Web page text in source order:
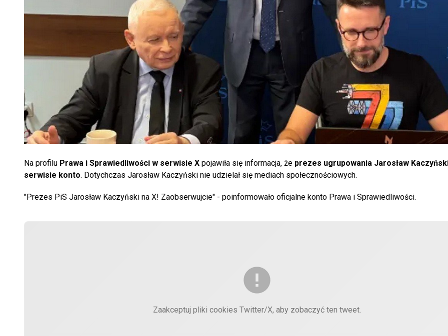
Na profilu Prawa i Sprawiedliwości w serwisie X pojawiła się informacja, że prezes ugrupowania Jarosław Kaczyński
serwisie konto. Dotychczas Jarosław Kaczyński nie udzielał się mediach społecznościowych.
"Prezes PiS Jarosław Kaczyński na X! Zaobserwujcie" - poinformowało oficjalne konto Prawa i Sprawiedliwości.
Zaakceptuj pliki cookies Twitter/X, aby zobaczyć ten tweet.